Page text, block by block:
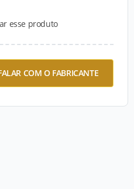
esse produto
COM O FABRICANTE